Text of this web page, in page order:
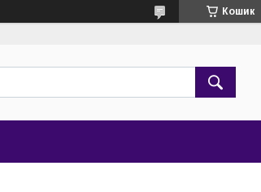
Кошик